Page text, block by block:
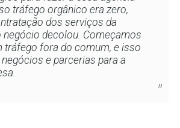
tráfego orgânico era zero,
dos serviços da
negócio decolou. Começamos
tráfego fora do comum, e isso
e parcerias para a